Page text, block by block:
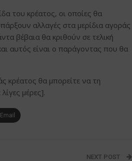
του κρέατος, οι οποίες θα
αλλαγές στα μερίδια αγοράς
βέβαια θα κριθούν σε τελική
αυτός είναι ο παράγοντας που θα
κρέατος θα μπορείτε να τη
μέρες].
Email
NEXT POST